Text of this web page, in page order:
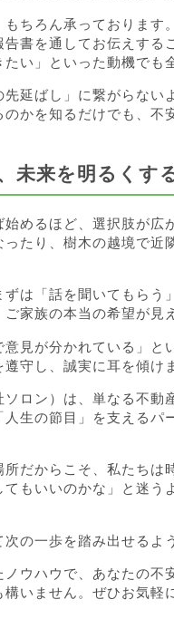
ちろん承っております
書を通してお伝えす
い」といった動機でも
延ばし」に繋がらない
かを知るだけでも、不
未来を明るくす
めるほど、選択肢が広
たり、樹木の越境で近
は「話を聞いてもらう
家族の本当の希望が見
意見が分かれている」
守し、誠実に耳を傾け
ロン）は、単なる不動
生の節目」を支える
だからこそ、私たちは
もいいのかな」と迷
の一歩を踏み出せるよ
ウハウで、あなたの不
いません。ぜひお気軽